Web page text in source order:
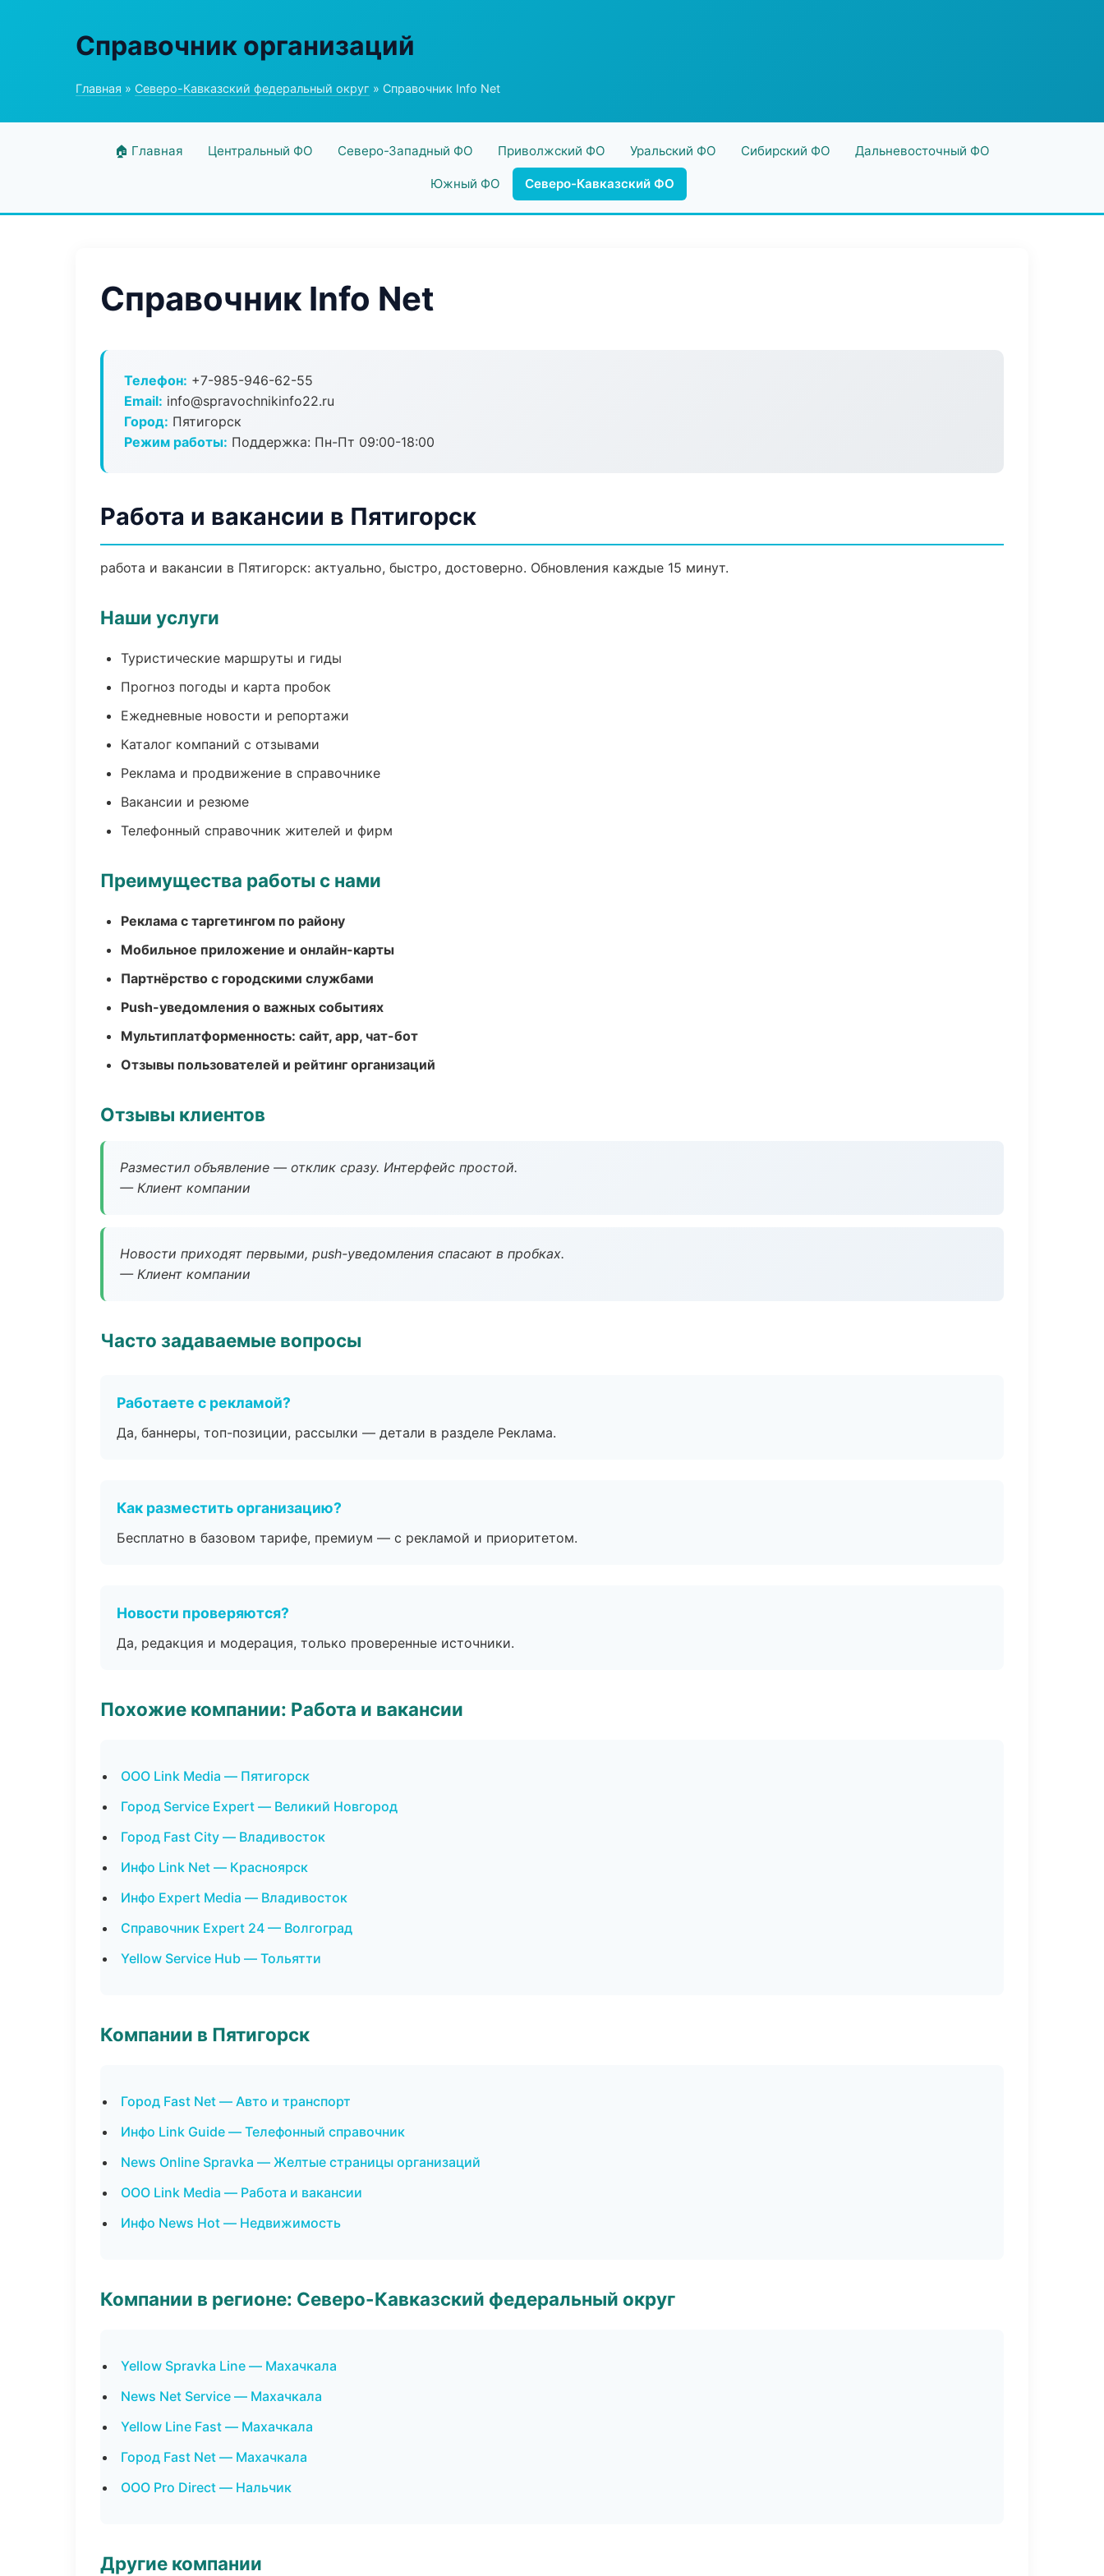
Справочник организаций
Главная » Северо-Кавказский федеральный округ » Справочник Info Net
🏠 Главная Центральный ФО Северо-Западный ФО Приволжский ФО Уральский ФО Сибирский ФО Дальневосточный ФО
Южный ФО Северо-Кавказский ФО
Справочник Info Net
Телефон: +7-985-946-62-55
Email: info@spravochnikinfo22.ru
Город: Пятигорск
Режим работы: Поддержка: Пн-Пт 09:00-18:00
Работа и вакансии в Пятигорск
работа и вакансии в Пятигорск: актуально, быстро, достоверно. Обновления каждые 15 минут.
Наши услуги
Туристические маршруты и гиды
Прогноз погоды и карта пробок
Ежедневные новости и репортажи
Каталог компаний с отзывами
Реклама и продвижение в справочнике
Вакансии и резюме
Телефонный справочник жителей и фирм
Преимущества работы с нами
Реклама с таргетингом по району
Мобильное приложение и онлайн-карты
Партнёрство с городскими службами
Push-уведомления о важных событиях
Мультиплатформенность: сайт, app, чат-бот
Отзывы пользователей и рейтинг организаций
Отзывы клиентов
Разместил объявление — отклик сразу. Интерфейс простой.
— Клиент компании
Новости приходят первыми, push-уведомления спасают в пробках.
— Клиент компании
Часто задаваемые вопросы
Работаете с рекламой?
Да, баннеры, топ-позиции, рассылки — детали в разделе Реклама.
Как разместить организацию?
Бесплатно в базовом тарифе, премиум — с рекламой и приоритетом.
Новости проверяются?
Да, редакция и модерация, только проверенные источники.
Похожие компании: Работа и вакансии
ООО Link Media — Пятигорск
Город Service Expert — Великий Новгород
Город Fast City — Владивосток
Инфо Link Net — Красноярск
Инфо Expert Media — Владивосток
Справочник Expert 24 — Волгоград
Yellow Service Hub — Тольятти
Компании в Пятигорск
Город Fast Net — Авто и транспорт
Инфо Link Guide — Телефонный справочник
News Online Spravka — Желтые страницы организаций
ООО Link Media — Работа и вакансии
Инфо News Hot — Недвижимость
Компании в регионе: Северо-Кавказский федеральный округ
Yellow Spravka Line — Махачкала
News Net Service — Махачкала
Yellow Line Fast — Махачкала
Город Fast Net — Махачкала
ООО Pro Direct — Нальчик
Другие компании